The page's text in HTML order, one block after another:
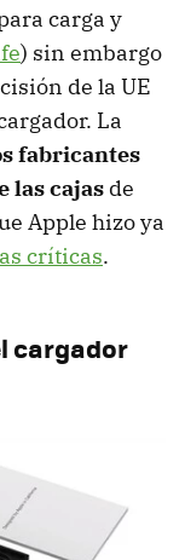
carga y
) sin embargo
de la UE
La
fabricantes
las cajas de
Apple hizo ya
críticas.
cargador